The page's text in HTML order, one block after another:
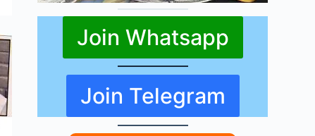
Join Whatsapp
Join Telegram